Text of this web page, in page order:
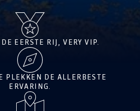
EERSTE RIJ, VERY VIP.
PLEKKEN DE ALLERBESTE
ERVARING.